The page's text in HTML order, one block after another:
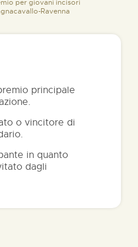
per giovani incisori
Ravenna
principale
o vincitore di
in quanto
dagli